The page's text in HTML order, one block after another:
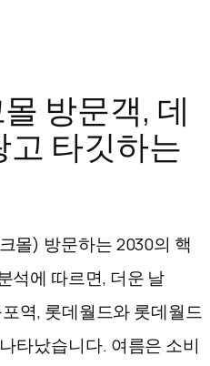
방문객, 데
타깃하는
몰) 방문하는 2030의 핵
석에 따르면, 더운 날
포역, 롯데월드와 롯데월드
타났습니다. 여름은 소비